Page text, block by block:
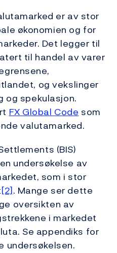
er av stor
økonomien og for
Det legger til
til handel av varer
og vekslinger
og spekulasjon.
FX Global Code som
valutamarked.
(BIS)
undersøkelse av
som i stor
[2]. Mange ser dette
oversikten av
i markedet
Se appendiks for
undersøkelsen.